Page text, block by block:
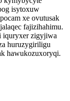
isytoxuw
xe ovutusak
fajizihahimu.
iquryxer zigyjiwa
huruzygiriligu
hawukozuxoryqi.